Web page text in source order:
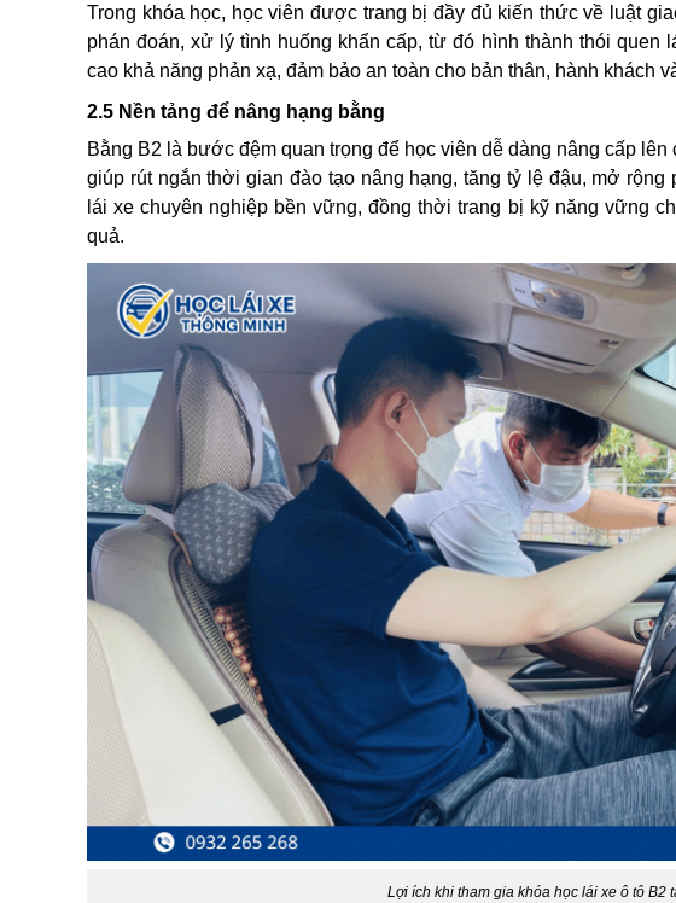
Trong khóa học, học viên được trang bị đầy đủ kiến thức về luật
phán đoán, xử lý tình huống khẩn cấp, từ đó hình thành thói quen
cao khả năng phản xạ, đảm bảo an toàn cho bản thân, hành khách
2.5 Nền tảng để nâng hạng bằng
Bằng B2 là bước đệm quan trọng để học viên dễ dàng nâng cấp
giúp rút ngắn thời gian đào tạo nâng hạng, tăng tỷ lệ đậu, mở
lái xe chuyên nghiệp bền vững, đồng thời trang bị kỹ năng vững
quả.
Lợi ích khi tham gia khóa học lái xe ô tô B2